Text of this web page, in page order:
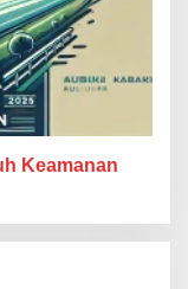
Keamanan